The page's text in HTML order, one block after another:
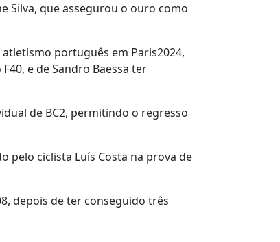
Silva, que assegurou o ouro como
português em Paris2024,
e de Sandro Baessa ter
de BC2, permitindo o regresso
pelo ciclista Luís Costa na prova de
depois de ter conseguido três